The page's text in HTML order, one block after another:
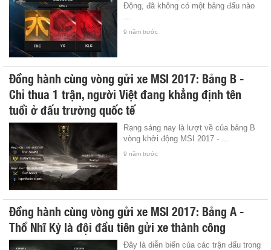
Động, đã không có một bảng đấu nào
9 năm trước
Đồng hành cùng vòng gửi xe MSI 2017: Bảng B -
Chỉ thua 1 trận, người Việt đang khẳng định tên
tuổi ở đấu trường quốc tế
Rạng sáng nay là lượt về của bảng B
vòng khởi động MSI 2017 - ...
9 năm trước
Đồng hành cùng vòng gửi xe MSI 2017: Bảng A -
Thổ Nhĩ Kỳ là đội đầu tiên gửi xe thành công
Đây là diễn biến của các trận đấu trong